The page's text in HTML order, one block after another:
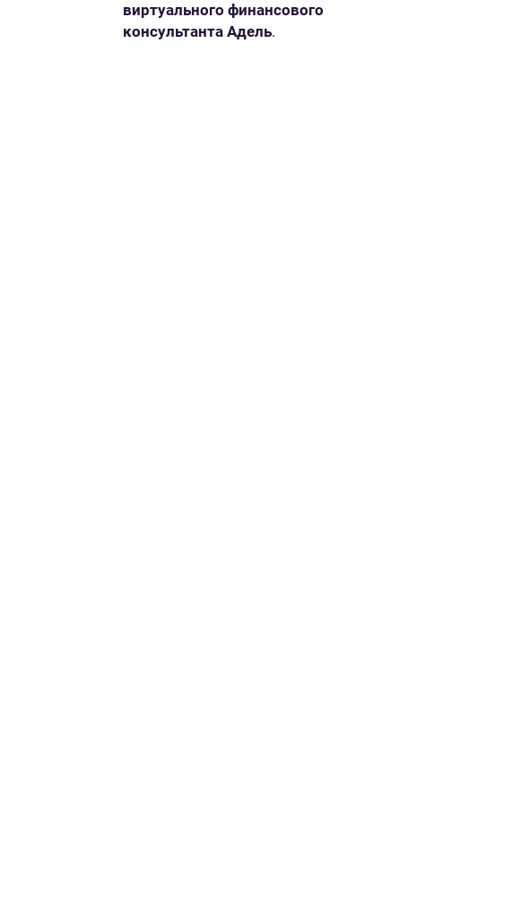
виртуального финансового
консультанта Адель.